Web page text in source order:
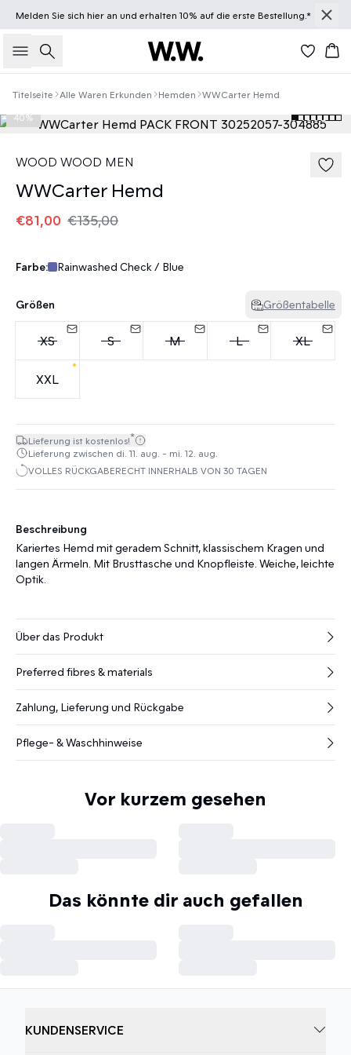
Melden Sie sich hieran und erhalten 10% auf die erste Bestellung.*
Suche
Titelseite Alle Waren Erkunden Hemden WWCarter Hemd
40%
WOOD WOOD MEN
WWCarter Hemd
€81,00 €135,00
Farbe: Rainwashed Check / Blue
Größen Größentabelle
XS S M L XL
XXL
Lieferung ist kostenlos!*
Lieferung zwischen di. 11. aug. - mi. 12. aug.
VOLLES RÜCKGABERECHT INNERHALB VON 30 TAGEN
Beschreibung
Kariertes Hemd mit geradem Schnitt, klassischem Kragen und
langen Ärmeln. Mit Brusttasche und Knopfleiste. Weiche, leichte
Optik.
Über das Produkt
Preferred fibres & materials
Zahlung, Lieferung und Rückgabe
Pflege- & Waschhinweise
Vor kurzem gesehen
Das könnte dir auch gefallen
KUNDENSERVICE